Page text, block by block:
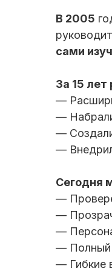
В 2005
сами
За 15
—
—
—
—
Сегодня
—
—
—
— Полный
— Гибкие